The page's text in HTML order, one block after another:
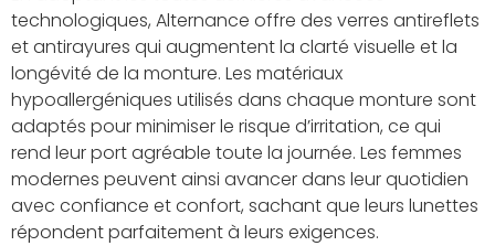
technologiques, Alternance offre des verres antireflets
et antirayures qui augmentent la clarté visuelle et la
longévité de la monture. Les matériaux
hypoallergéniques utilisés dans chaque monture sont
adaptés pour minimiser le risque d’irritation, ce qui
rend leur port agréable toute la journée. Les femmes
modernes peuvent ainsi avancer dans leur quotidien
avec confiance et confort, sachant que leurs lunettes
répondent parfaitement à leurs exigences.